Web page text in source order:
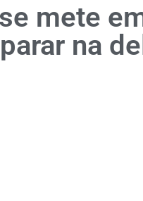
mete
parar na